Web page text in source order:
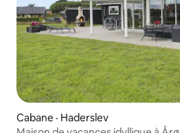
Cabane · Haderslev